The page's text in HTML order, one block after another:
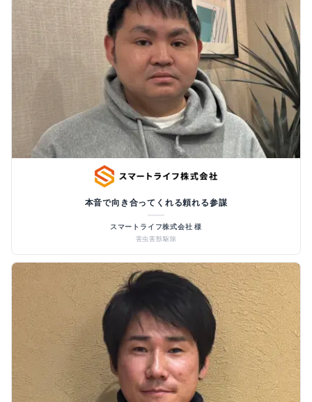
本音で向き合ってくれる頼れる参謀
スマートライフ株式会社 様
害虫害獣駆除